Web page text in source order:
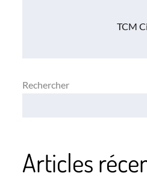
TCM
Rechercher
Articles